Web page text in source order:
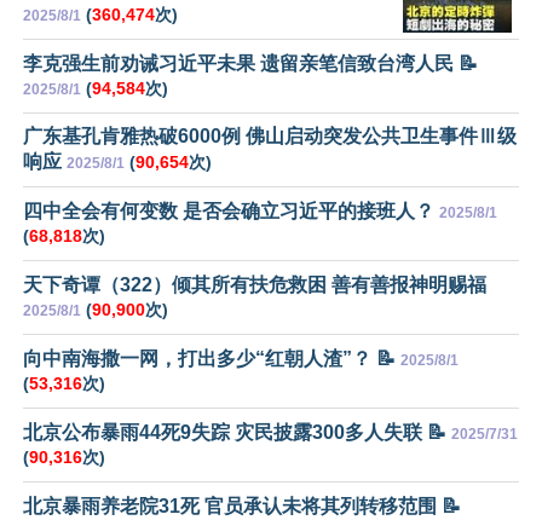
2025/8/1 (360,474次)
李克强生前劝诫习近平未果 遗留亲笔信致台湾人民 📝
2025/8/1 (94,584次)
广东基孔肯雅热破6000例 佛山启动突发公共卫生事件Ⅲ级
响应 2025/8/1 (90,654次)
四中全会有何变数 是否会确立习近平的接班人？ 2025/8/1
(68,818次)
天下奇谭（322）倾其所有扶危救困 善有善报神明赐福
2025/8/1 (90,900次)
向中南海撒一网，打出多少“红朝人渣”？ 📝 2025/8/1
(53,316次)
北京公布暴雨44死9失踪 灾民披露300多人失联 📝 2025/7/31
(90,316次)
北京暴雨养老院31死 官员承认未将其列转移范围 📝